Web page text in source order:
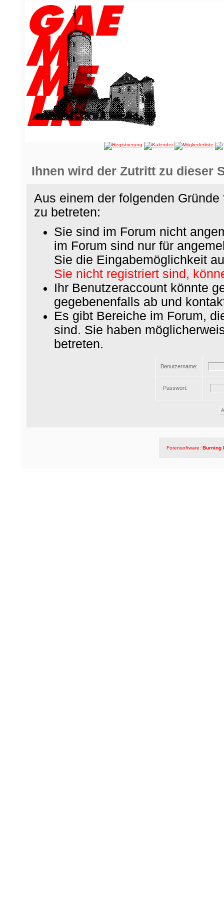
Ihnen wird der Zutritt zu dieser
Aus einem der folgenden
zu betreten:
Sie sind im Forum nicht
im Forum sind nur für
Sie die Eingabemöglichkeit
Sie nicht registriert sind,
Ihr Benutzeraccount könnte
gegebenenfalls ab und
Es gibt Bereiche im Forum,
sind. Sie haben
betreten.
Benutzername:
Passwort:
Forensoftware: Burning